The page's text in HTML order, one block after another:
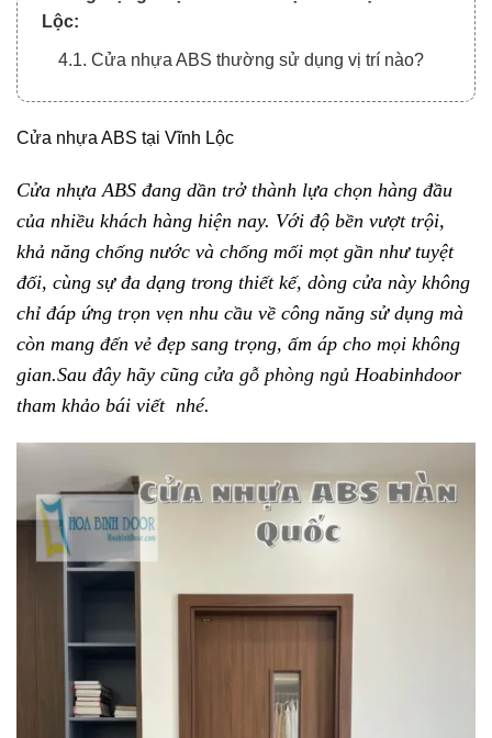
Lộc:
4.1. Cửa nhựa ABS thường sử dụng vị trí nào?
Cửa nhựa ABS tại Vĩnh Lộc
Cửa nhựa ABS đang dần trở thành lựa chọn hàng đầu
của nhiều khách hàng hiện nay. Với độ bền vượt trội,
khả năng chống nước và chống mối mọt gần như tuyệt
đối, cùng sự đa dạng trong thiết kế, dòng cửa này không
chỉ đáp ứng trọn vẹn nhu cầu về công năng sử dụng mà
còn mang đến vẻ đẹp sang trọng, ấm áp cho mọi không
gian.Sau đây hãy cũng cửa gỗ phòng ngủ Hoabinhdoor
tham khảo bái viết nhé.